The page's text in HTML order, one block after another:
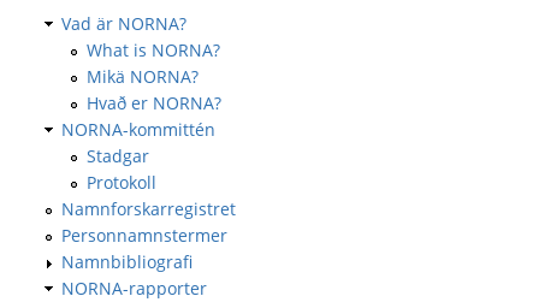
Vad är NORNA?
What is NORNA?
Mikä NORNA?
Hvað er NORNA?
NORNA-kommittén
Stadgar
Protokoll
Namnforskarregistret
Personnamnstermer
Namnbibliografi
NORNA-rapporter